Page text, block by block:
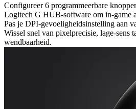
Configureer 6 programmeerbare
Logitech G HUB-software om in-game
Pas je DPI-gevoeligheidsinstelling aan
Wissel snel van pixelprecisie, lage-sens
wendbaarheid.